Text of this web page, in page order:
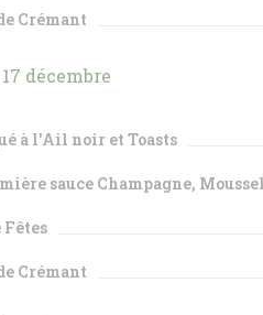
Crémant
décembre
à l'Ail noir et Toasts
sauce Champagne,
Fêtes
Crémant